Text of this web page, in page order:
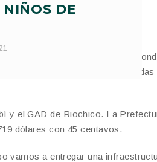
DE
una moderna infraestructura
y niñas en edades comprendidas
y el GAD de Riochico. La
dólares con 45 centavos.
vamos a entregar una